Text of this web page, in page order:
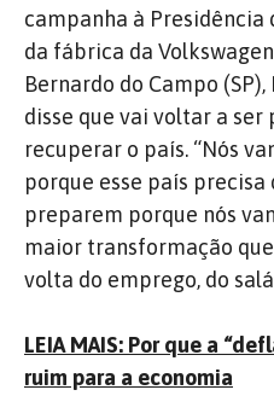
campanha à Presidência
da fábrica da
Bernardo do Campo
disse que vai voltar a
recuperar o país. “Nós
porque esse país precisa
preparem porque nós
maior transformação
volta do emprego, do
LEIA MAIS: Por que a
ruim para a economia